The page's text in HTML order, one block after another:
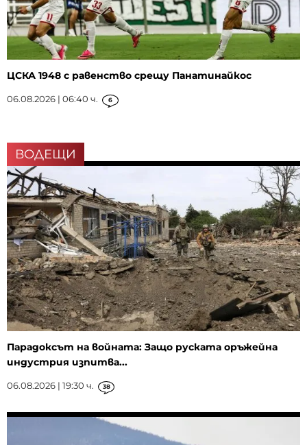
ЦСКА 1948 с равенство срещу Панатинайкос
06.08.2026 | 06:40 ч. 6
ВОДЕЩИ
Парадоксът на войната: Защо руската оръжейна
индустрия изпитва...
06.08.2026 | 19:30 ч. 38